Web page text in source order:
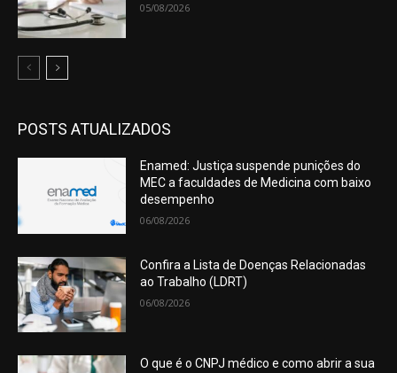
05/08/2026
POSTS ATUALIZADOS
Enamed: Justiça suspende punições do
MEC a faculdades de Medicina com baixo
desempenho
06/08/2026
Confira a Lista de Doenças Relacionadas
ao Trabalho (LDRT)
06/08/2026
O que é o CNPJ médico e como abrir a sua